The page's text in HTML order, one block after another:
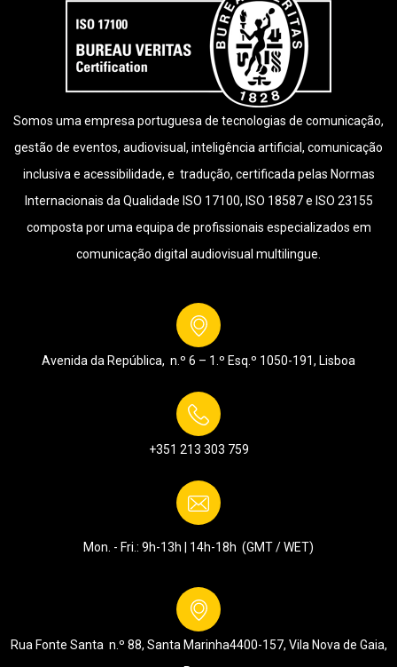
Somos uma empresa portuguesa de tecnologias de comunicação,
gestão de eventos, audiovisual, inteligência artificial, comunicação
inclusiva e acessibilidade, e tradução, certificada pelas Normas
Internacionais da Qualidade ISO 17100, ISO 18587 e ISO 23155
composta por uma equipa de profissionais especializados em
comunicação digital audiovisual multilingue.
Avenida da República, n.º 6 – 1.º Esq.º 1050-191, Lisboa
+351 213 303 759
Mon. - Fri.: 9h-13h | 14h-18h (GMT / WET)
Rua Fonte Santa n.º 88, Santa Marinha4400-157, Vila Nova de Gaia,